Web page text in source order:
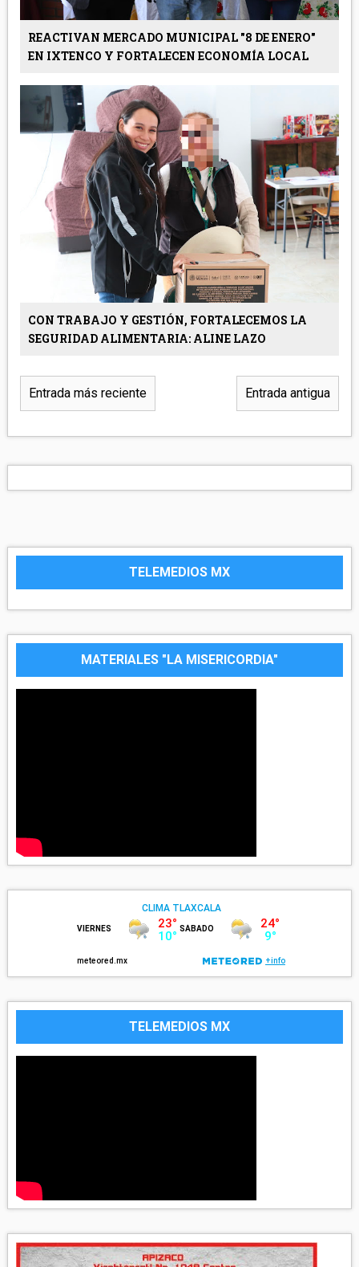
REACTIVAN MERCADO MUNICIPAL "8 DE ENERO"
EN IXTENCO Y FORTALECEN ECONOMÍA LOCAL
CON TRABAJO Y GESTIÓN, FORTALECEMOS LA
SEGURIDAD ALIMENTARIA: ALINE LAZO
Entrada más reciente Entrada antigua
TELEMEDIOS MX
MATERIALES "LA MISERICORDIA"
TELEMEDIOS MX